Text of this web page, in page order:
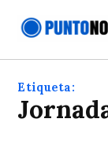
Etiqueta: